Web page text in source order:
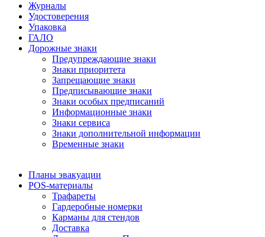
Журналы
Удостоверения
Упаковка
ГАЛО
Дорожные знаки
Предупреждающие знаки
Знаки приоритета
Запрещающие знаки
Предписывающие знаки
Знаки особых предписаний
Информационные знаки
Знаки сервиса
Знаки дополнительной информации
Временные знаки
Планы эвакуации
POS-материалы
Трафареты
Гардеробные номерки
Карманы для стендов
Доставка